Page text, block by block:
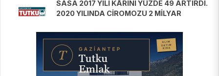
SASA 2017 YILI KÂRINI YÜZDE 49 ARTIRDI.
2020 YILINDA CİROMOZU 2 MİLYAR